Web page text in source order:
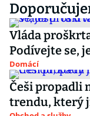
Vláda
Podívejte se,
Domácí
Češi propadli
trendu, který